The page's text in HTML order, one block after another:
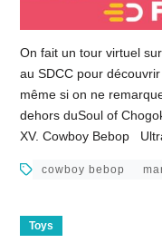
On fait un tour virtuel
au SDCC pour
même si on ne
dehors duSoul of
XV. Cowboy Bebop
cowboy bebop
Toys